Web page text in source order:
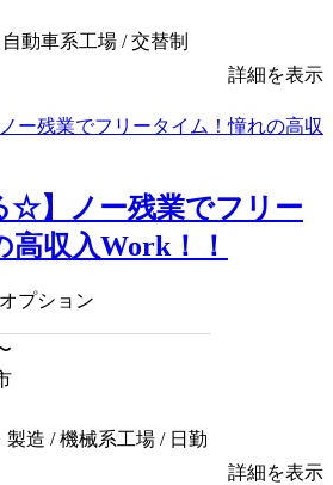
動車系工場 / 交替制
詳細を表示
☆】ノー残業でフリー
収入Work！！
プション
造 / 機械系工場 / 日勤
詳細を表示